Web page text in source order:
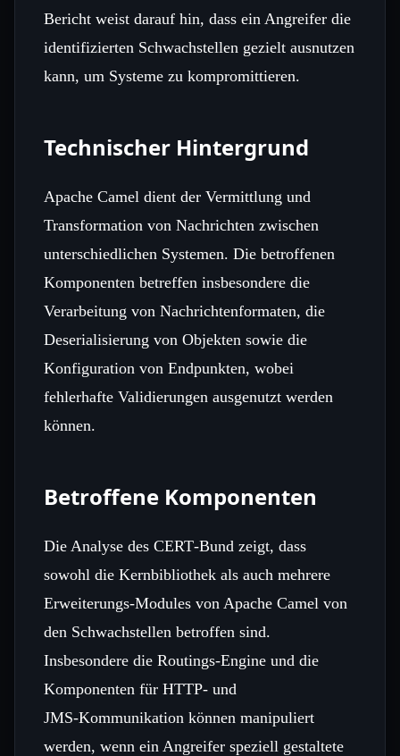
Bericht weist darauf hin, dass ein Angreifer die
identifizierten Schwachstellen gezielt ausnutzen
kann, um Systeme zu kompromittieren.
Technischer Hintergrund
Apache Camel dient der Vermittlung und
Transformation von Nachrichten zwischen
unterschiedlichen Systemen. Die betroffenen
Komponenten betreffen insbesondere die
Verarbeitung von Nachrichtenformaten, die
Deserialisierung von Objekten sowie die
Konfiguration von Endpunkten, wobei
fehlerhafte Validierungen ausgenutzt werden
können.
Betroffene Komponenten
Die Analyse des CERT‑Bund zeigt, dass
sowohl die Kernbibliothek als auch mehrere
Erweiterungs‑Modules von Apache Camel von
den Schwachstellen betroffen sind.
Insbesondere die Routings‑Engine und die
Komponenten für HTTP‑ und
JMS‑Kommunikation können manipuliert
werden, wenn ein Angreifer speziell gestaltete